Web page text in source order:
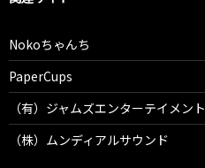
Nokoちゃんち
PaperCups
（有）ジャムズエンターテイメント
（株）ムンディアルサウンド